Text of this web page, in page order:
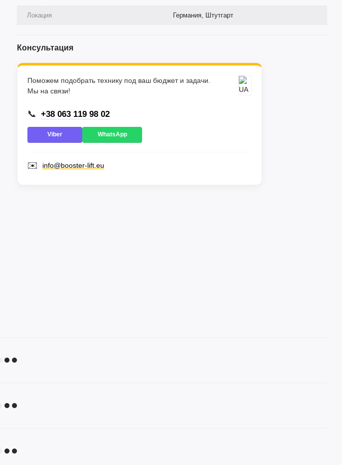
Локация Германия, Штутгарт
Консультация
Поможем подобрать технику под ваш бюджет и задачи.
Мы на связи!
📞 +38 063 119 98 02
Viber WhatsApp
✉️ info@booster-lift.eu